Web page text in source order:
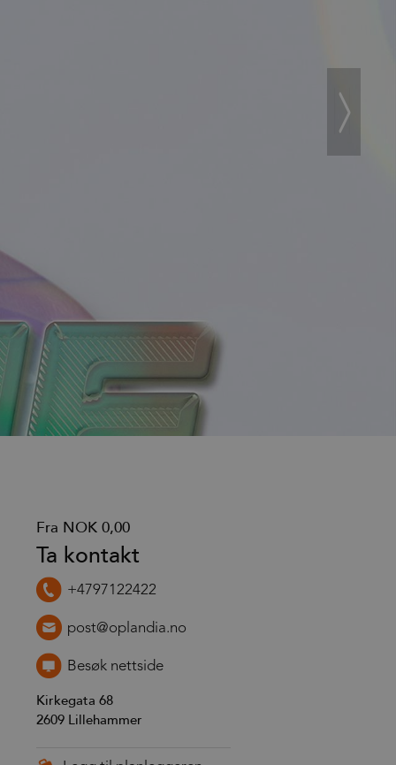
Fra NOK 0,00
Ta kontakt
+4797122422
post@oplandia.no
Besøk nettside
Kirkegata 68
2609 Lillehammer